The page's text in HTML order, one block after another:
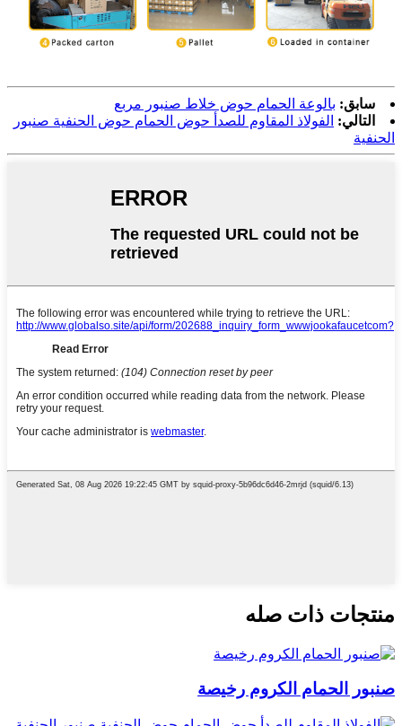
سابق: بالوعة الحمام حوض خلاط صنبور مربع
التالي: الفولاذ المقاوم للصدأ حوض الحمام حوض الحنفية صنبور
الحنفية
منتجات ذات صله
صنبور الحمام الكروم رخيصة